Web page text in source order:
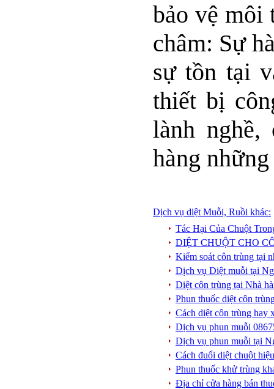
bảo vệ môi
châm: Sự
sự tồn tại
thiết bị
lành nghề,
hàng
Dịch vụ diệt Muỗi, Ruồi khác:
Tác Hại Của Chuột
DIỆT CHUỘT CHO
Kiểm soát côn trùng tại
Dịch vụ Diệt muỗi tại
Diệt côn trùng tại Nhà
Phun thuốc diệt côn
Cách diệt côn trùng hay
Dịch vụ phun muỗi
Dịch vụ phun muỗi tại
Cách đuổi diệt chuột
Phun thuốc khử trùng
Địa chỉ cửa hàng bán